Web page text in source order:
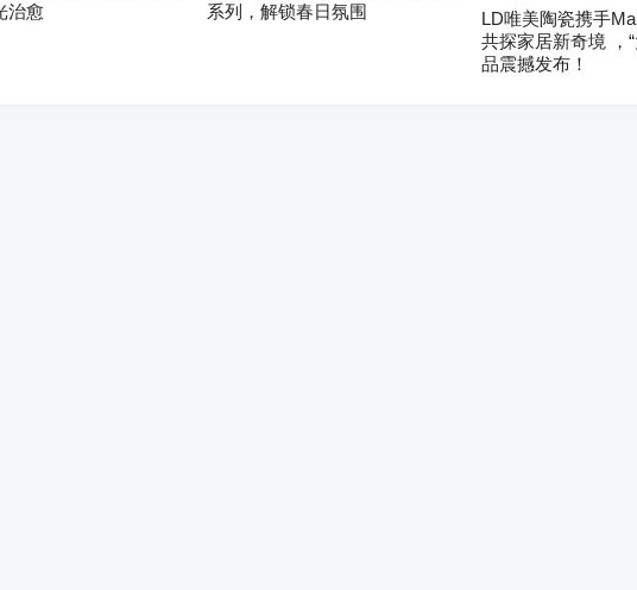
治愈
系列，解锁春日氛围
LD唯美陶瓷携手
共探家居新奇境 ，
品震撼发布！